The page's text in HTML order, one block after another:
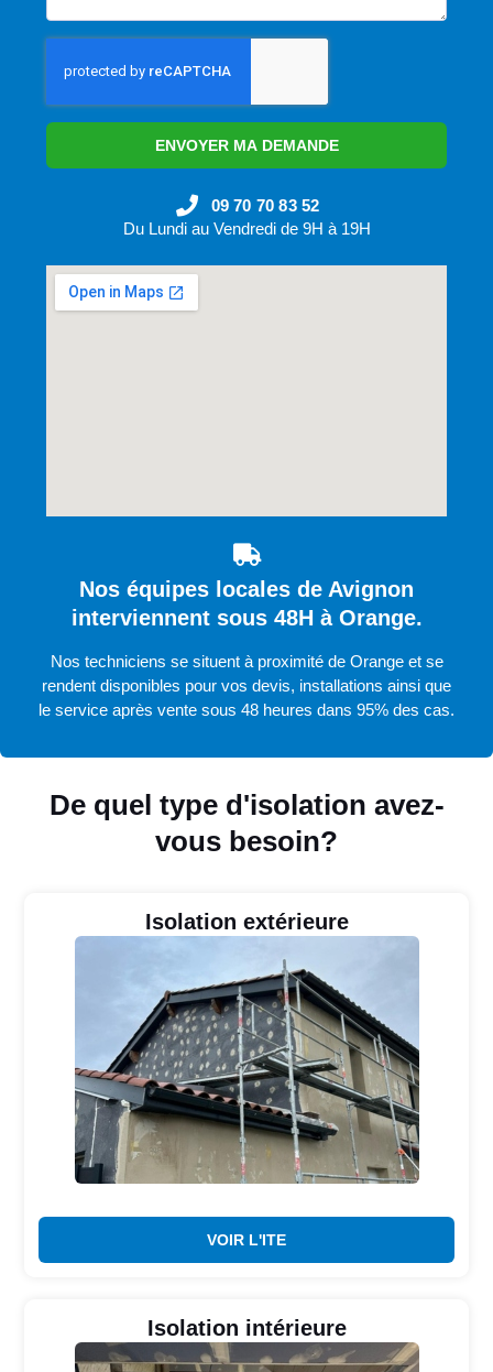
De quel type d'isolation avez-
vous besoin?
Isolation extérieure
VOIR L'ITE
Isolation intérieure
ENVOYER MA DEMANDE
09 70 70 83 52
Du Lundi au Vendredi de 9H à 19H
Nos équipes locales de Avignon
interviennent sous 48H à Orange.
Nos techniciens se situent à proximité de Orange et se
rendent disponibles pour vos devis, installations ainsi que
le service après vente sous 48 heures dans 95% des cas.